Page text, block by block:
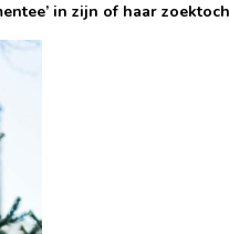
in zijn of haar